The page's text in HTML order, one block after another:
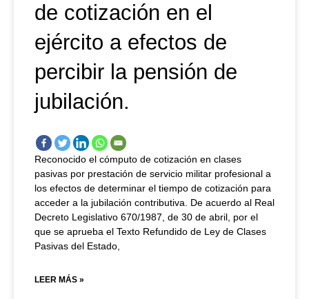
de cotización en el
ejército a efectos de
percibir la pensión de
jubilación.
Reconocido el cómputo de cotización en clases
pasivas por prestación de servicio militar profesional a
los efectos de determinar el tiempo de cotización para
acceder a la jubilación contributiva. De acuerdo al Real
Decreto Legislativo 670/1987, de 30 de abril, por el
que se aprueba el Texto Refundido de Ley de Clases
Pasivas del Estado,
LEER MÁS »